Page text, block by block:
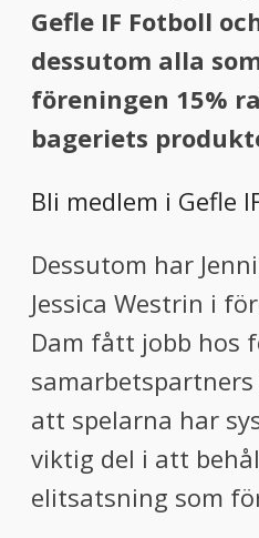
Gefle IF Fotboll
dessutom alla
föreningen 15%
bageriets
Bli medlem i Gefle
Dessutom har
Jessica Westrin i
Dam fått jobb hos
att spelarna har
viktig del i att
elitsatsning som